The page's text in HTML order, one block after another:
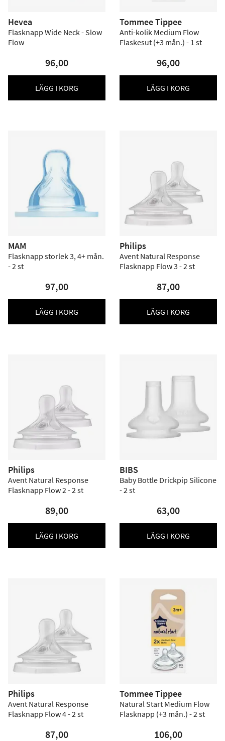
Hevea
Flasknapp Wide Neck - Slow
Flow
96,00
LÄGG I KORG
Tommee Tippee
Anti-kolik Medium Flow
Flaskesut (+3 mån.) - 1 st
96,00
LÄGG I KORG
MAM
Flasknapp storlek 3, 4+ mån.
- 2 st
97,00
LÄGG I KORG
Philips
Avent Natural Response
Flasknapp Flow 3 - 2 st
87,00
LÄGG I KORG
Philips
Avent Natural Response
Flasknapp Flow 2 - 2 st
89,00
LÄGG I KORG
BIBS
Baby Bottle Drickpip Silicone
- 2 st
63,00
LÄGG I KORG
Philips
Avent Natural Response
Flasknapp Flow 4 - 2 st
87,00
Tommee Tippee
Natural Start Medium Flow
Flasknapp (+3 mån.) - 2 st
106,00